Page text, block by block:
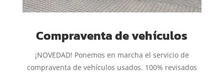
Compraventa de vehículos
¡NOVEDAD! Ponemos en marcha el servicio de
compraventa de vehículos usados. 100% revisados